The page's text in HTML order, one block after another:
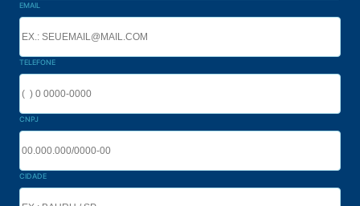
EMAIL
TELEFONE
CNPJ
CIDADE